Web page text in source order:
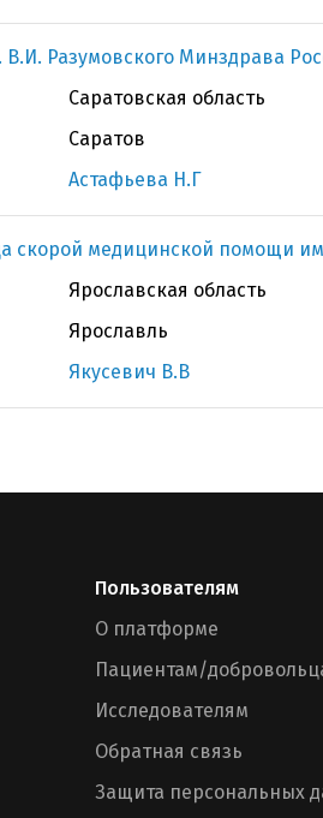
Разумовского Минздрава
Саратовская область
Саратов
Астафьева Н.Г
скорой медицинской помощи
Ярославская область
Ярославль
Якусевич В.В
Пользователям
О платформе
Пациентам/
Исследователям
Обратная связь
Защита персональных